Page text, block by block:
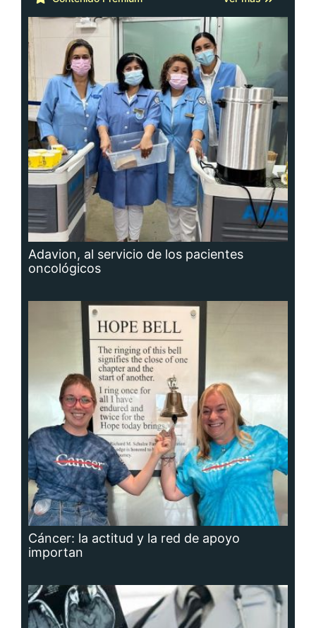
Adavion, al servicio de los pacientes
oncológicos
Cáncer: la actitud y la red de apoyo
importan